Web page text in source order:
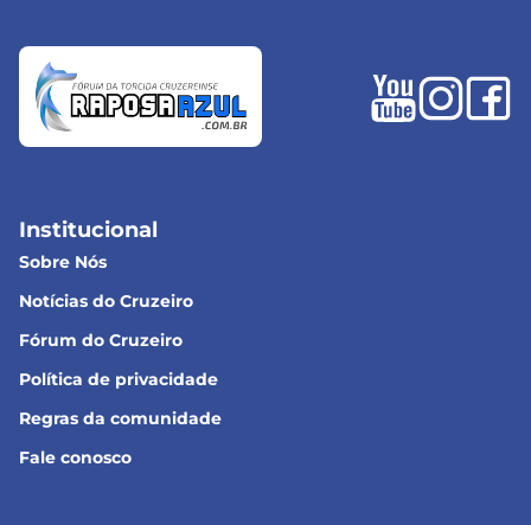
Institucional
Sobre Nós
Notícias do Cruzeiro
Fórum do Cruzeiro
Política de privacidade
Regras da comunidade
Fale conosco